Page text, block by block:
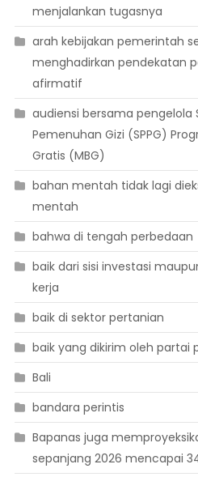
menjalankan tugasnya
arah kebijakan pemerintah
menghadirkan pendekatan
afirmatif
audiensi bersama pengelola
Pemenuhan Gizi (SPPG)
Gratis (MBG)
bahan mentah tidak lagi
mentah
bahwa di tengah perbedaan
baik dari sisi investasi
kerja
baik di sektor pertanian
baik yang dikirim oleh partai
Bali
bandara perintis
Bapanas juga
sepanjang 2026 mencapai